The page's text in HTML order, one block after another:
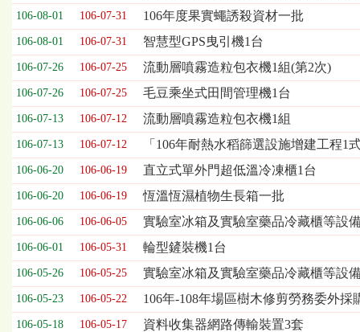
位
依
序
為：
標
日
截
標
日
期、
公
告
事
項
106-08-01 106-07-31 106年度果實蠅誘殺資材一批
106-08-01 106-07-31 智慧型GPS曳引機1台
106-07-26 106-07-25 流動層噴霧造粒包衣機1組(第2次)
106-07-26 106-07-25 毛豆乘坐式田間管理機1台
106-07-13 106-07-12 流動層噴霧造粒包衣機1組
106-07-13 106-07-12 「106年耐熱水稻篩選設施增建工程
106-06-20 106-06-19 直立式單外門超低溫冷凍櫃1台
106-06-20 106-06-19 恆溫恆濕植物生長箱一批
106-06-06 106-06-05 實驗室冰箱及實驗室藥品冷藏櫃等設
106-06-01 106-05-31 輪型鏟裝機1台
106-05-26 106-05-25 實驗室冰箱及實驗室藥品冷藏櫃等設
106-05-23 106-05-22 106年-108年場區樹木修剪勞務委外採
106-05-18 106-05-17 資料收集器網路傳輸裝置3套